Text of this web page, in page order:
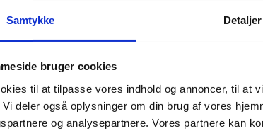
Samtykke Detaljer
bruger cookies
til at tilpasse vores indhold og annoncer, til at
deler også oplysninger om din brug af vores
og analysepartnere. Vores partnere kan
ministeriets arbejdsområder.